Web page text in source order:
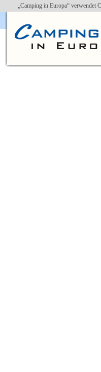
„Camping in Europa“ verwendet